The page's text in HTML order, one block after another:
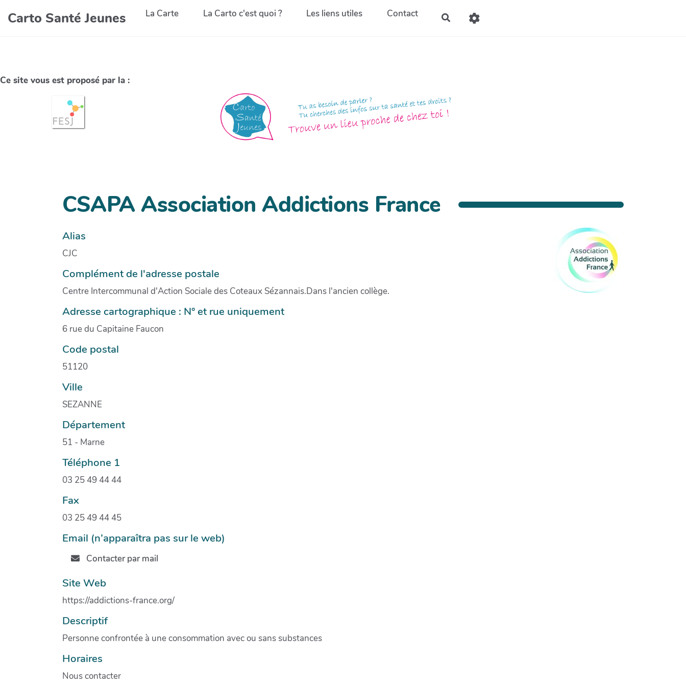
Carto Santé Jeunes La Carte La Carto c'est quoi ? Les liens utiles Contact
Ce site vous est proposé par la :
CSAPA Association Addictions France
Alias
CJC
Complément de l'adresse postale
Centre Intercommunal d'Action Sociale des Coteaux Sézannais.Dans l'ancien collège.
Adresse cartographique : N° et rue uniquement
6 rue du Capitaine Faucon
Code postal
51120
Ville
SEZANNE
Département
51 - Marne
Téléphone 1
03 25 49 44 44
Fax
03 25 49 44 45
Email (n’apparaîtra pas sur le web)
Contacter par mail
Site Web
https://addictions-france.org/
Descriptif
Personne confrontée à une consommation avec ou sans substances
Horaires
Nous contacter